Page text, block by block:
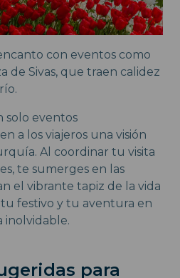
con eventos como
de Sivas, que traen calidez
solo eventos
a los viajeros una visión
Al coordinar tu visita
te sumerges en las
el vibrante tapiz de la vida
festivo y tu aventura en
inolvidable.
para